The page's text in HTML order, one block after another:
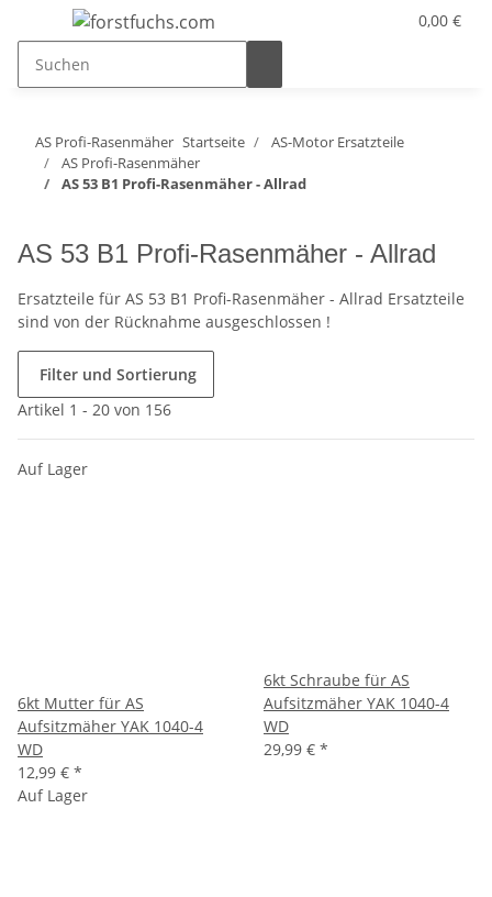
0,00 €
AS Profi-Rasenmäher Startseite
AS-Motor Ersatzteile
AS Profi-Rasenmäher
AS 53 B1 Profi-Rasenmäher - Allrad
AS 53 B1 Profi-Rasenmäher - Allrad
Ersatzteile für AS 53 B1 Profi-Rasenmäher - Allrad Ersatzteile
sind von der Rücknahme ausgeschlossen !
Filter und Sortierung
Artikel 1 - 20 von 156
Auf Lager
6kt Mutter für AS
Aufsitzmäher YAK 1040-4
WD
12,99 € *
6kt Schraube für AS
Aufsitzmäher YAK 1040-4
WD
29,99 € *
Auf Lager